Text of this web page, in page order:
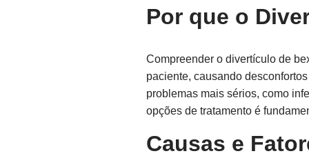
Por que o
Compreender o divertículo de
paciente, causando
problemas mais sérios, como
opções de tratamento é
Causas e